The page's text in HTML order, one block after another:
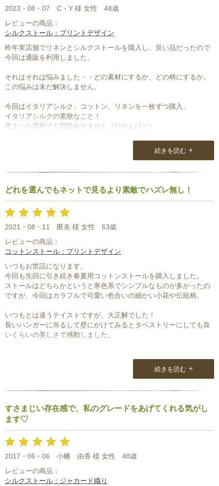
2023・08・07 C・Y 様 女性
48歳
レビューの商品：
シルクストール：プリントデザイン
昨年実店舗でリネンとシルクストールを購入し、良い品だったので
今回は通販を利用しました。
それはそれは悩みました・・どの素材にするか、どの柄にするか。
この悩みは未だ解決しません。
今回はイタリアシルク、コットン、リネンを一枚ずつ購入。
イタリアシルクの素敵なこと！
畏まった場所でも問題ありません（行かんけど）
リネンはまだまだ固いので、これから洗ってしなやかになってゆく
のが楽しみです。
どれもプリント柄ですが、色あざやかで本当に美しく気持ちが上が
ります。
決してお安い物ではないので、そうひんぱんには買えませんが、次
コットンシルクの刺繍もあきらめがたい・・
また素敵な物を用意しておいて下さい。
続きを読む +
どれを選んでもネットで見るより素敵でハズレ無し！
2021・08・11 匿名 様 女性
63歳
レビューの商品：
コットンストール：プリントデザイン
いつもお世話になります。
今回も先回に引き続き春夏用コットンストールを購入しました。
ストールはどちらかというと寒色系でシンプルなものが多かったの
ですが、今回はカラフルで可愛い色合いの細かい小花や伝統柄。
いつもとは違うテイストですが、大正解でした！
長いハンガーに吊るして壁にかけてみるとタペストリーにしても良
いくらいの美しさで感動しました。
昨年秋にお店にお邪魔して以来、すっかりストールはナチュラルラ
ウンジさん一辺倒。
これからも日々ストールを楽しんでいきたいと思っています。
いつも素敵なストールをありがとうございます！
続きを読む +
すさまじい存在感で、私のグレードをあげてくれる気がし
ます♡
2017・06・06 小幡 由香 様 女性
48歳
レビューの商品：
シルクストール：ジャカード織り